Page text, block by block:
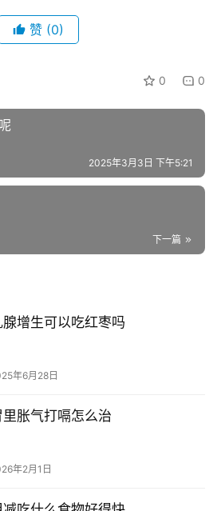
赞 (0)
0 0
2025年3月3日 下午5:21
下一篇
腺增生可以吃红枣吗
年6月28日
里胀气打嗝怎么治
年2月1日